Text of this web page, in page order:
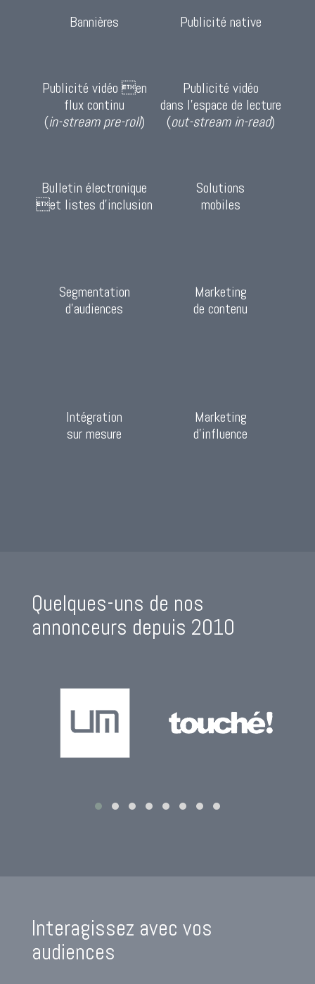
Bannières Publicité native
Publicité vidéo en
flux continu
(in-stream pre-roll)
Publicité vidéo
dans l’espace de lecture
(out-stream in-read)
Bulletin électronique
et listes d’inclusion
Solutions
mobiles
Segmentation
d’audiences
Marketing
de contenu
Intégration
sur mesure
Marketing
d’influence
Quelques-uns de nos
annonceurs depuis 2010
Interagissez avec vos
audiences